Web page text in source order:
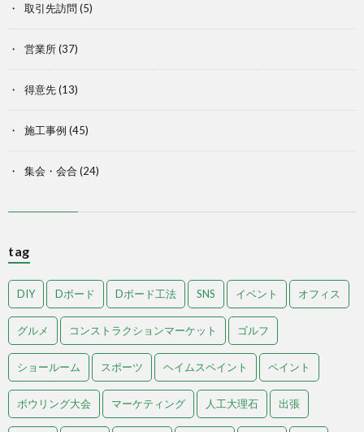
取引先訪問 (5)
営業所(37)
得意先(13)
施工事例 (45)
集会・会合(24)
tag
DIY Dボード Dボード工法 SNS イベント オフィス
グルメ コンストラクションマーケット ゴルフ
ショールーム スポーツ ヘイムスペイント ペイント
ボウリング大会 マーケティング 人工大理石 出張